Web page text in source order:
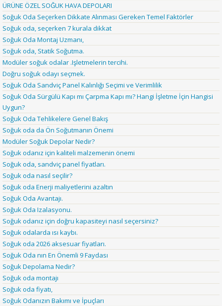
ÜRÜNE ÖZEL SOĞUK HAVA DEPOLARI
Soğuk Oda Seçerken Dikkate Alınması Gereken Temel Faktörler
Soğuk oda, seçerken 7 kurala dikkat
Soğuk Oda Montaj Uzmanı,
Soğuk oda, Statik Soğutma.
Modüler soğuk odalar .Işletmelerin tercihi.
Doğru soğuk odayı seçmek.
Soğuk Oda Sandviç Panel Kalınlığı Seçimi ve Verimlilik
Soğuk Oda Sürgülü Kapı mı Çarpma Kapı mı? Hangi İşletme İçin Hangisi
Uygun?
Soğuk Oda Tehlikelere Genel Bakış
Soğuk oda da Ön Soğutmanın Önemi
Modüler Soğuk Depolar Nedir?
Soğuk odanız için kaliteli malzemenin önemi
Soğuk oda, sandviç panel fiyatları.
Soğuk oda nasıl seçilir?
Soğuk oda Enerji maliyetlerini azaltın
Soğuk Oda Avantajı.
Soğuk Oda Izalasyonu.
Soğuk odanız için doğru kapasiteyi nasıl seçersiniz?
Soğuk odalarda ısı kaybı.
Soğuk oda 2026 aksesuar fiyatları.
Soğuk Oda nın En Önemli 9 Faydası
Soğuk Depolama Nedir?
Soğuk oda montajı
Soğuk oda fiyatı,
Soğuk Odanızın Bakımı ve İpuçları